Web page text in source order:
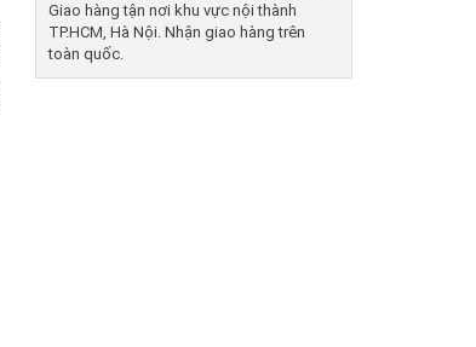
Giao hàng tận nơi khu vực nội thành
TP.HCM, Hà Nội. Nhận giao hàng trên
toàn quốc.